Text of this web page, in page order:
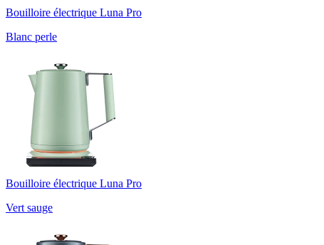
Bouilloire électrique Luna Pro
Blanc perle
Bouilloire électrique Luna Pro
Vert sauge